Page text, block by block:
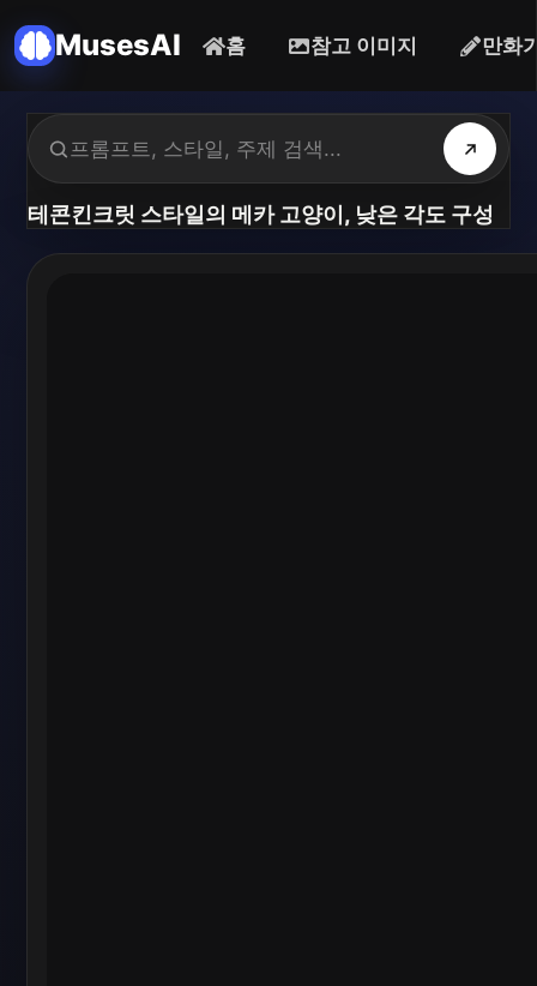
MusesAI 홈 참고 이미지 만화
테콘킨크릿 스타일의 메카 고양이, 낮은 각도 구성